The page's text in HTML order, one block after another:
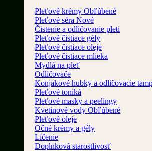
Pleťové krémy
Pleťové séra
Čistenie a odličovanie pleti
Pleťové čistiace gély
Pleťové čistiace oleje
Pleťové čistiace mlieka
Mydlá na pleť
Odličovače
Konjakové hubky a odličovacie
Pleťové toniká
Pleťové masky a peelingy
Kvetinové vody
Pleťové oleje
Očné krémy a gély
Líčenie
Doplnková starostlivosť